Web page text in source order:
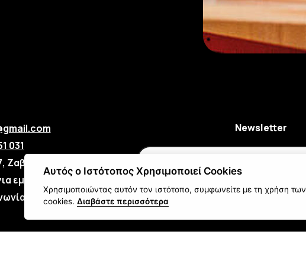
031
Ζαβλάνι, Πάτρα
εμάς
Newsletter
Εγγραφή
Αυτός ο Ιστότοπος Χρησιμοποιεί Cookies
Χρησιμοποιώντας αυτόν τον ιστότοπο, συμφωνείτε με τη χρήση των
cookies. Διαβάστε περισσότερα